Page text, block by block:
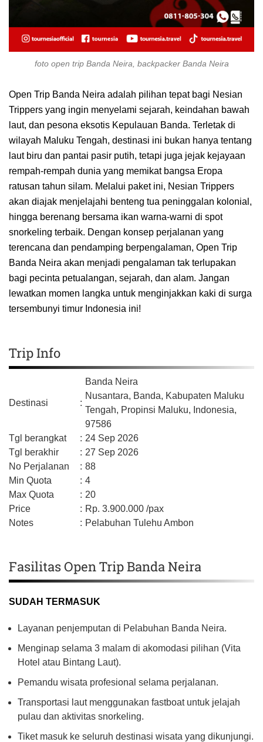
foto open trip Banda Neira, backpacker Banda Neira
Open Trip Banda Neira adalah pilihan tepat bagi Nesian
Trippers yang ingin menyelami sejarah, keindahan bawah
laut, dan pesona eksotis Kepulauan Banda. Terletak di
wilayah Maluku Tengah, destinasi ini bukan hanya tentang
laut biru dan pantai pasir putih, tetapi juga jejak kejayaan
rempah-rempah dunia yang memikat bangsa Eropa
ratusan tahun silam. Melalui paket ini, Nesian Trippers
akan diajak menjelajahi benteng tua peninggalan kolonial,
hingga berenang bersama ikan warna-warni di spot
snorkeling terbaik. Dengan konsep perjalanan yang
terencana dan pendamping berpengalaman, Open Trip
Banda Neira akan menjadi pengalaman tak terlupakan
bagi pecinta petualangan, sejarah, dan alam. Jangan
lewatkan momen langka untuk menginjakkan kaki di surga
tersembunyi timur Indonesia ini!
Trip Info
Destinasi :
Banda Neira
Nusantara, Banda, Kabupaten Maluku
Tengah, Propinsi Maluku, Indonesia,
97586
Tgl berangkat
: 24 Sep 2026
Tgl berakhir
: 27 Sep 2026
No Perjalanan
: 88
Min Quota
: 4
Max Quota
: 20
Price
: Rp. 3.900.000 /pax
Notes
: Pelabuhan Tulehu Ambon
Fasilitas Open Trip Banda Neira
SUDAH TERMASUK
Layanan penjemputan di Pelabuhan Banda Neira.
Menginap selama 3 malam di akomodasi pilihan (Vita
Hotel atau Bintang Laut).
Pemandu wisata profesional selama perjalanan.
Transportasi laut menggunakan fastboat untuk jelajah
pulau dan aktivitas snorkeling.
Tiket masuk ke seluruh destinasi wisata yang dikunjungi.